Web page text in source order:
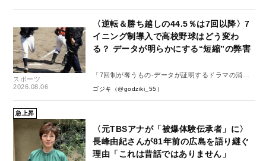
スポーツ
2026.08.06
〈逆転＆勝ち越しの44.5％は7回以降〉7
イニング制導入で高校野球はどう変わ
る？ データが明らかにする“短縮”の弊害
「7回制が奪うもの-データが証明するドラマの消
失-」
ゴジキ（@godziki_55）
急上昇
〈元TBSアナが「被爆体験伝承者」に〉
長峰由紀さんが81年前の広島を語り継ぐ
理由「これは昔話ではありません」